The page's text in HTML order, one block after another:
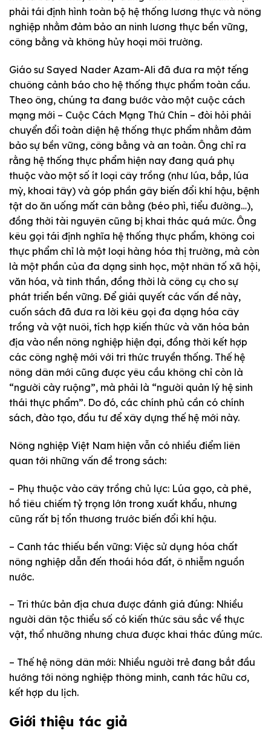
phải tái định hình toàn bộ hệ thống lương thực và nông
nghiệp nhằm đảm bảo an ninh lương thực bền vững,
công bằng và không hủy hoại môi trường.
Giáo sư Sayed Nader Azam-Ali đã đưa ra một tếng
chuông cảnh báo cho hệ thống thực phẩm toàn cầu.
Theo ông, chúng ta đang bước vào một cuộc cách
mạng mới – Cuộc Cách Mạng Thứ Chín – đòi hỏi phải
chuyển đổi toàn diện hệ thống thực phẩm nhằm đảm
bảo sự bền vững, công bằng và an toàn. Ông chỉ ra
rằng hệ thống thực phẩm hiện nay đang quá phụ
thuộc vào một số ít loại cây trồng (như lúa, bắp, lúa
mỳ, khoai tây) và góp phần gây biến đổi khí hậu, bệnh
tật do ăn uống mất cân bằng (béo phì, tiểu đường…),
đồng thời tài nguyên cũng bị khai thác quá mức. Ông
kêu gọi tái định nghĩa hệ thống thực phẩm, không coi
thực phẩm chỉ là một loại hàng hóa thị trường, mà còn
là một phần của đa dạng sinh học, một nhân tố xã hội,
văn hóa, và tinh thần, đồng thời là công cụ cho sự
phát triển bền vững. Để giải quyết các vấn đề này,
cuốn sách đã đưa ra lời kêu gọi đa dạng hóa cây
trồng và vật nuôi, tích hợp kiến thức và văn hóa bản
địa vào nền nông nghiệp hiện đại, đồng thời kết hợp
các công nghệ mới với tri thức truyền thống. Thế hệ
nông dân mới cũng được yêu cầu không chỉ còn là
“người cày ruộng”, mà phải là “người quản lý hệ sinh
thái thực phẩm”. Do đó, các chính phủ cần có chính
sách, đào tạo, đầu tư để xây dựng thế hệ mới này.
Nông nghiệp Việt Nam hiện vẫn có nhiều điểm liên
quan tới những vấn đề trong sách:
– Phụ thuộc vào cây trồng chủ lực: Lúa gạo, cà phê,
hồ tiêu chiếm tỷ trọng lớn trong xuất khẩu, nhưng
cũng rất bị tổn thương trước biến đổi khí hậu.
– Canh tác thiếu bền vững: Việc sử dụng hóa chất
nông nghiệp dẫn đến thoái hóa đất, ô nhiễm nguồn
nước.
– Tri thức bản địa chưa được đánh giá đúng: Nhiều
người dân tộc thiểu số có kiến thức sâu sắc về thực
vật, thổ nhưỡng nhưng chưa được khai thác đúng mức.
– Thế hệ nông dân mới: Nhiều người trẻ đang bắt đầu
hướng tới nông nghiệp thông minh, canh tác hữu cơ,
kết hợp du lịch.
Giới thiệu tác giả